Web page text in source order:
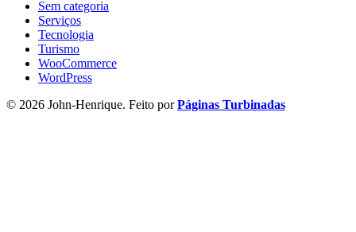
Sem categoria
Serviços
Tecnologia
Turismo
WooCommerce
WordPress
© 2026 John-Henrique. Feito porPáginas Turbinadas